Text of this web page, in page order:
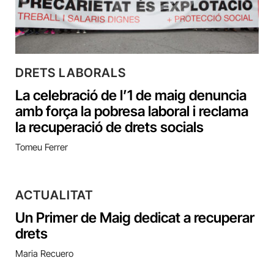
DRETS LABORALS
La celebració de l’1 de maig denuncia
amb força la pobresa laboral i reclama
la recuperació de drets socials
Tomeu Ferrer
ACTUALITAT
Un Primer de Maig dedicat a recuperar
drets
Maria Recuero